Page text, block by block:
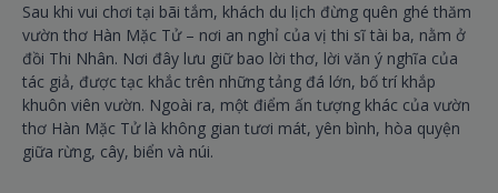
Sau khi vui chơi tại bãi tắm, khách du lịch đừng quên ghé thăm
vườn thơ Hàn Mặc Tử – nơi an nghỉ của vị thi sĩ tài ba, nằm ở
đồi Thi Nhân. Nơi đây lưu giữ bao lời thơ, lời văn ý nghĩa của
tác giả, được tạc khắc trên những tảng đá lớn, bố trí khắp
khuôn viên vườn. Ngoài ra, một điểm ấn tượng khác của vườn
thơ Hàn Mặc Tử là không gian tươi mát, yên bình, hòa quyện
giữa rừng, cây, biển và núi.